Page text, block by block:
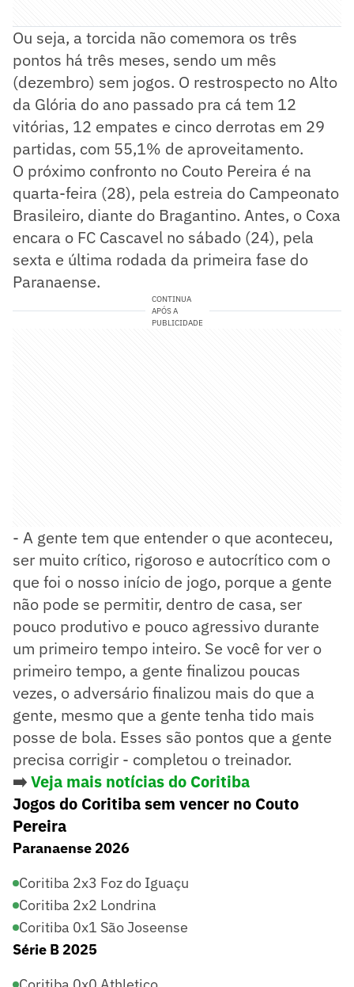
Ou seja, a torcida não comemora os três
pontos há três meses, sendo um mês
(dezembro) sem jogos. O restrospecto no Alto
da Glória do ano passado pra cá tem 12
vitórias, 12 empates e cinco derrotas em 29
partidas, com 55,1% de aproveitamento.
O próximo confronto no Couto Pereira é na
quarta-feira (28), pela estreia do Campeonato
Brasileiro, diante do Bragantino. Antes, o Coxa
encara o FC Cascavel no sábado (24), pela
sexta e última rodada da primeira fase do
Paranaense.
CONTINUA
APÓS A
PUBLICIDADE
- A gente tem que entender o que aconteceu,
ser muito crítico, rigoroso e autocrítico com o
que foi o nosso início de jogo, porque a gente
não pode se permitir, dentro de casa, ser
pouco produtivo e pouco agressivo durante
um primeiro tempo inteiro. Se você for ver o
primeiro tempo, a gente finalizou poucas
vezes, o adversário finalizou mais do que a
gente, mesmo que a gente tenha tido mais
posse de bola. Esses são pontos que a gente
precisa corrigir - completou o treinador.
➡️Veja mais notícias do Coritiba
Jogos do Coritiba sem vencer no Couto
Pereira
Paranaense 2026
Coritiba 2x3 Foz do Iguaçu
Coritiba 2x2 Londrina
Coritiba 0x1 São Joseense
Série B 2025